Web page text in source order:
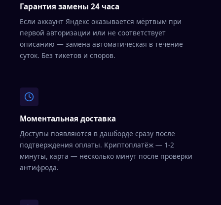
Гарантия замены 24 часа
Если аккаунт Яндекс оказывается мёртвым при
первой авторизации или не соответствует
описанию — замена автоматическая в течение
суток. Без тикетов и споров.
Моментальная доставка
Доступы появляются в дашборде сразу после
подтверждения оплаты. Криптоплатёж — 1-2
минуты, карта — несколько минут после проверки
антифрода.